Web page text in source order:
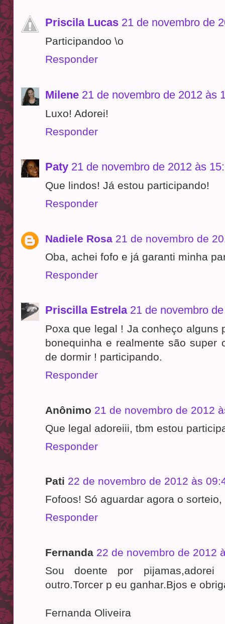
Priscila Lucas 21 de novembro de
Participandoo \o
Responder
Milene 21 de novembro de 2012 às
Luxo! Adorei!
Responder
Paty 21 de novembro de 2012 às
Que lindos! Já estou participando!
Responder
Nadiele Rosa 21 de novembro de
Oba, achei fofo e já garanti minha
Responder
Priscilla Estrela 21 de novembro
Poxa que legal ! Ja conheço alguns
bonequinha e realmente são super
de dormir ! participando.
Responder
Anônimo 21 de novembro de 2012
Que legal adoreiii, tbm estou
Responder
Pati 22 de novembro de 2012 às
Fofoos! Só aguardar agora o
Responder
Fernanda 22 de novembro de 2012
Sou doente por
outro.Torcer p eu ganhar.Bjos e
Fernanda Oliveira